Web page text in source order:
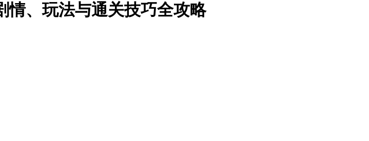
情、玩法与通关技巧全攻略